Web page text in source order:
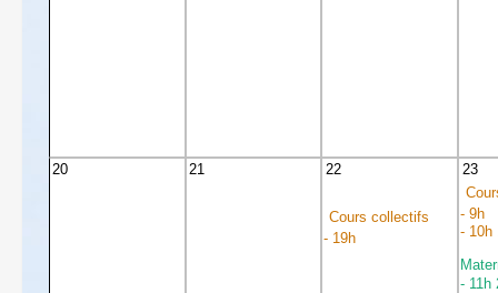
20 21 22
Cours collectifs
- 19h
23
- 9h
- 10h
- 11h